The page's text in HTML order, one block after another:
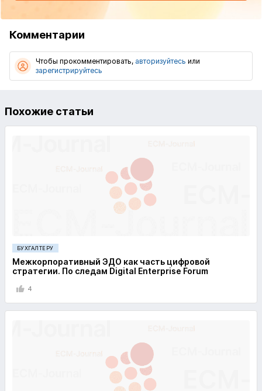
Комментарии
Чтобы прокомментировать, авторизуйтесь или
зарегистрируйтесь
Похожие статьи
БУХГАЛТЕРУ
Межкорпоративный ЭДО как часть цифровой
стратегии. По следам Digital Enterprise Forum
4